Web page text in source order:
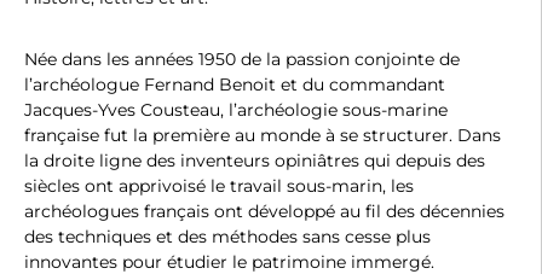
Née dans les années 1950 de la passion conjointe de
l’archéologue Fernand Benoit et du commandant
Jacques-Yves Cousteau, l’archéologie sous-marine
française fut la première au monde à se structurer. Dans
la droite ligne des inventeurs opiniâtres qui depuis des
siècles ont apprivoisé le travail sous-marin, les
archéologues français ont développé au fil des décennies
des techniques et des méthodes sans cesse plus
innovantes pour étudier le patrimoine immergé.